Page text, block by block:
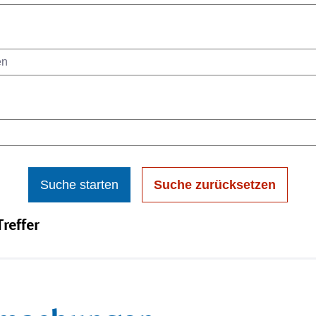
Suche starten Suche zurücksetzen